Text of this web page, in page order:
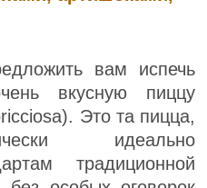
вам испечь
вкусную пиццу
Это та пицца,
идеально
традиционной